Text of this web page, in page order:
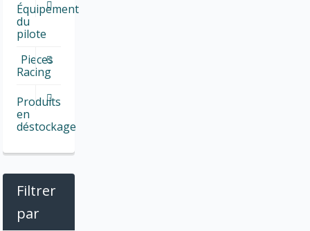
Équipement
du
pilote
Pieces
Racing
Produits
en
déstockage
Filtrer
par